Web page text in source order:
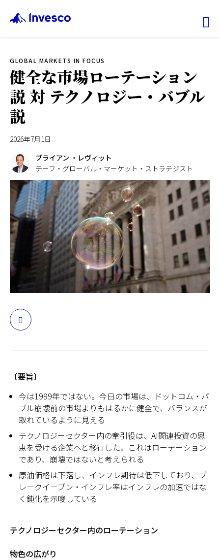
ファンド情報
マーケット情報
投資のヒント
会社情報
機関投資家
GLOBAL MARKETS IN FOCUS
健全な市場ローテーション
説 対 テクノロジー・バブル
説
2026年7月1日
ブライアン ・レヴィット
チーフ・グローバル・マーケット・ストラテジスト
〔要旨〕
今は1999年ではない。今日の市場は、ドットコム・バ
ブル崩壊前の市場よりもはるかに健全で、バランスが
取れているように見える
テクノロジーセクター内の牽引役は、AI関連投資の恩
恵を受ける企業へと移行した。これはローテーション
であり、崩壊ではないと考えられる
原油価格は下落し、インフレ期待は低下しており、ブ
レークイーブン・インフレ率はインフレの加速ではな
く鈍化を示唆している
テクノロジーセクター内のローテーション
物色の広がり